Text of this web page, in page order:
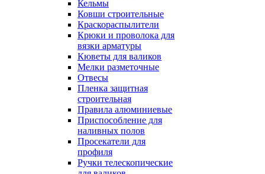
Кельмы
Ковши строительные
Краскораспылители
Крюки и проволока для
вязки арматуры
Кюветы для валиков
Мелки разметочные
Отвесы
Пленка защитная
строительная
Правила алюминиевые
Приспособление для
наливных полов
Просекатели для
профиля
Ручки телескопические